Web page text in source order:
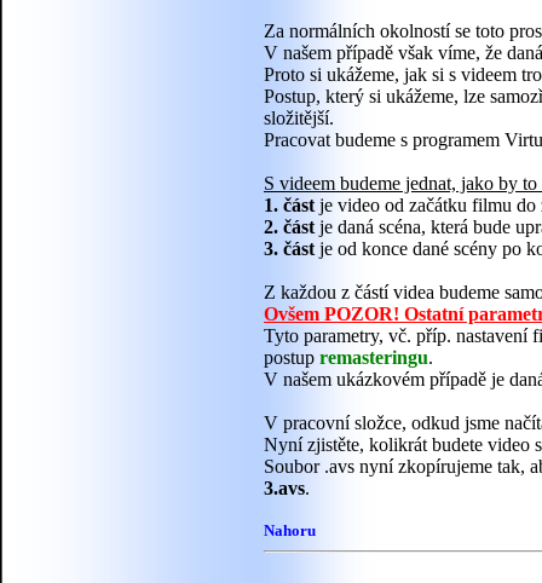
Za normálních okolností se toto
V našem případě však víme, že
Proto si ukážeme, jak si s videem
Postup, který si ukážeme, lze
složitější.
Pracovat budeme s programem
S videem budeme jednat, jako by
1. část je video od začátku filmu do
2. část je daná scéna, která bude
3. část je od konce dané scény po
Z každou z částí videa budeme
Ovšem POZOR! Ostatní
Tyto parametry, vč. příp. nastavení
postup remasteringu.
V našem ukázkovém případě je
V pracovní složce, odkud jsme
Nyní zjistěte, kolikrát budete video
Soubor .avs nyní zkopírujeme tak,
3.avs.
Nahoru